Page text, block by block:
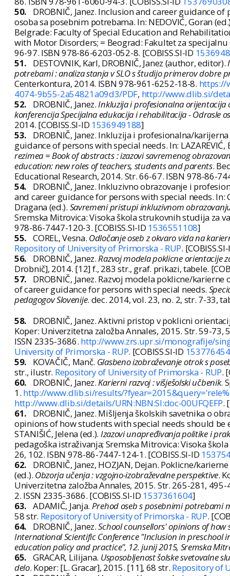
50.
DROBNIČ, Janez. Inclusion and career guidance
osoba sa posebnim potrebama. In: NEDOVIĆ, Goran
Belgrade: Faculty of Special Education and
with Motor Disorders; = Beograd: Fakultet za
96-97. ISBN 978-86-6203-052-8. [COBISS.SI-ID
51.
DESTOVNIK, Karl, DROBNIČ, Janez (author, editor).
potrebami : analiza stanja v SLO s študijo primerov dobre
Centerkontura, 2014. ISBN 978-961-6252-18-8. https://
4074-9b55-2a54821a09d3/PDF, http://www.dlib.si/
52.
DROBNIČ, Janez.Inkluzija i profesionalna
konferencija Specijalna edukacija i rehabilitacija - Odrasle
2014. [COBISS.SI-ID 1536949188]
53.
DROBNIČ, Janez. Inkluzija i profesionalna/
guidance of persons with special needs. In: LAZAREVIĆ,
rezimea = Book of abstracts : izazovi savremenog
education: new roles of teachers, students and parents.
Educational Research, 2014. Str. 66-67. ISBN 978-86-
54.
DROBNIČ, Janez. Inkluzivno obrazovanje i
and career guidance for persons with special needs. In:
Dragana (ed.). Savremeni pristupi inkluzivnom
Sremska Mitrovica: Visoka škola strukovnih studija za
978-86-7447-120-3. [COBISS.SI-ID 1536551108]
55. COREL, Vesna. Odločanje oseb z okvaro vida na
Repository of University of Primorska - RUP.
56.
DROBNIČ, Janez.Razvoj modela poklicne orientacije
Drobnič], 2014. [12] f., 283 str., graf. prikazi, tabele.
57.
DROBNIČ, Janez. Razvoj modela poklicne/
of career guidance for persons with special needs.
pedagogov Slovenije. dec. 2014, vol. 23, no. 2, str. 7-33,
58.
DROBNIČ, Janez. Aktivni pristop v poklicni
Koper: Univerzitetna založba Annales, 2015. Str. 59-
ISSN 2335-3686. http://www.zrs.upr.si/monografije/
University of Primorska - RUP. [COBISS.SI-ID
59.
KOVAČIČ, Manč. Glasbeno izobraževanje otrok s
str., ilustr. Repository of University of Primorska - RUP.
60.
DROBNIČ, Janez.Karierni razvoj : višješolski učbenik.
1. http://www.dlib.si/results/
http://www.dlib.si/details/URN:NBN:SI:doc-00UFQEFP.
61.
DROBNIČ, Janez. Mišljenja školskih savetnika o
opinions of how students with special needs should be
STANIŠIĆ, Jelena (ed.). Izazovi unapređivanja politike i
pedagoška istraživanja; Sremska Mitrovica: Visoka
26, 102. ISBN 978-86-7447-124-1. [COBISS.SI-ID
62.
DROBNIČ, Janez, HOZJAN, Dejan. Poklicne/
(ed.). Obzorja učenja : vzgojno-izobraževalne perspektive.
Univerzitetna založba Annales, 2015. Str. 265-281,
2. ISSN 2335-3686. [COBISS.SI-ID 1537361604]
63. ADAMIČ, Janja. Prehod oseb s posebnimi potrebami
58 str. Repository of University of Primorska - RUP.
64.
DROBNIČ, Janez.School counsellors' opinions of
International Scientific Conference "Inclusion in
education policy and practice", 12. junij 2015, Sremska
65. GRACAR, Lilijana. Usposobljenost šolske svetovalne
delo. Koper: [L. Gracar], 2015. [11], 68 str. Repository of